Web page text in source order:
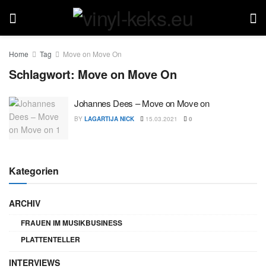
Home Tag Move on Move On
Schlagwort: Move on Move On
Johannes Dees – Move on Move on
BY LAGARTIJA NICK 15.03.2021 0
Kategorien
ARCHIV
FRAUEN IM MUSIKBUSINESS
PLATTENTELLER
INTERVIEWS